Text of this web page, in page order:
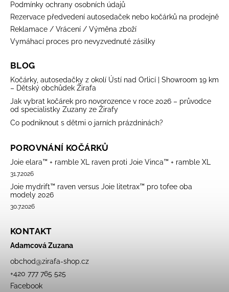
Podmínky ochrany osobních údajů
Rezervace předvedení autosedaček nebo kočárků na prodejně
Reklamace / Vrácení / Výměna zboží
Vymáhací proces pro nevyzvednuté zásilky
BLOG
Kočárky, autosedačky z okolí Ústí nad Orlicí | Showroom 19 km
– Dětský obchůdek Žirafa
Jak vybrat kočárek pro novorozence v roce 2026 – průvodce
od specialistky Zuzany ze Žirafy
Co podniknout s dětmi o jarních prázdninách?
POROVNÁNÍ KOČÁRKŮ
Joie elara™ + ramble XL raven proti Joie Vinca™ + ramble XL
31.7.2026
Joie mydrift™ raven versus Joie litetrax™ pro tofee oba
modely 2026
30.7.2026
KONTAKT
Adamcová Zuzana
obchod@zirafa-shop.cz
+420 777 765 525
Facebook